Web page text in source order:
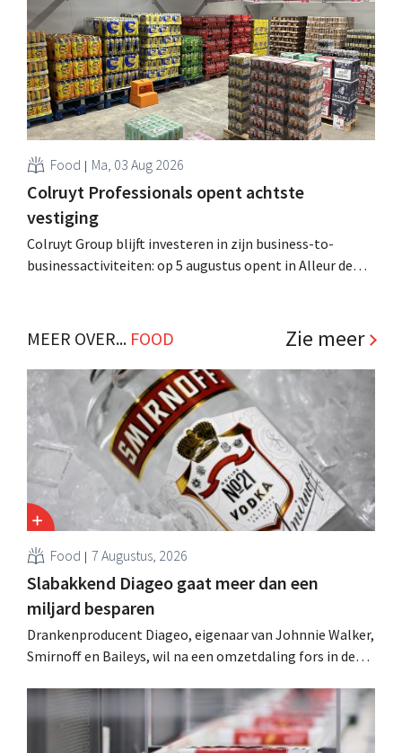
Food Ma, 03 Aug 2026
Colruyt Professionals opent achtste
vestiging
Colruyt Group blijft investeren in zijn business-to-
businessactiviteiten: op 5 augustus opent in Alleur de
klanten. .
MEER OVER... FOOD Zie meer
Food 7 Augustus, 2026
Slabakkend Diageo gaat meer dan een
miljard besparen
Drankenproducent Diageo, eigenaar van Johnnie Walker,
Smirnoff en Baileys, wil na een omzetdaling fors in de
andere Guiness en voorgemixte cocktails.